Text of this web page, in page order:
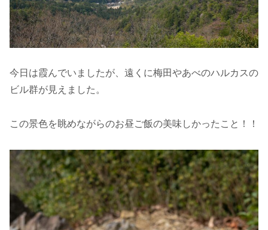
今日は霞んでいましたが、遠くに梅田やあべのハルカスの
ビル群が見えました。
この景色を眺めながらのお昼ご飯の美味しかったこと！！